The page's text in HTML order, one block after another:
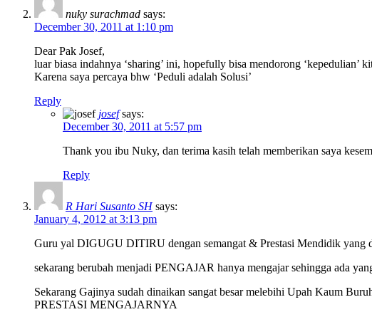
nuky surachmad says:
December 30, 2011 at 1:10 pm
Dear Pak Josef,
luar biasa indahnya ‘sharing’ ini, hopefully bisa mendorong ‘kepedulian’
Karena saya percaya bhw ‘Peduli adalah Solusi’
Reply
josef says:
December 30, 2011 at 5:57 pm
Thank you ibu Nuky, dan terima kasih telah memberikan saya
Reply
R Hari Susanto SH says:
January 4, 2012 at 3:13 pm
Guru yal DIGUGU DITIRU dengan semangat & Prestasi Mendidik
sekarang berubah menjadi PENGAJAR hanya mengajar sehingga ada
Sekarang Gajinya sudah dinaikan sangat besar melebihi Upah Kaum
PRESTASI MENGAJARNYA